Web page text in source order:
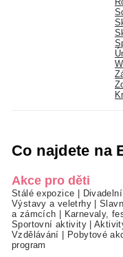
Co najdete na
Akce pro děti
Stálé expozice
Výstavy a veletrhy|
a zámcích
Karnevaly,
Sportovní aktivity|
Vzdělávání
Pobytové
program